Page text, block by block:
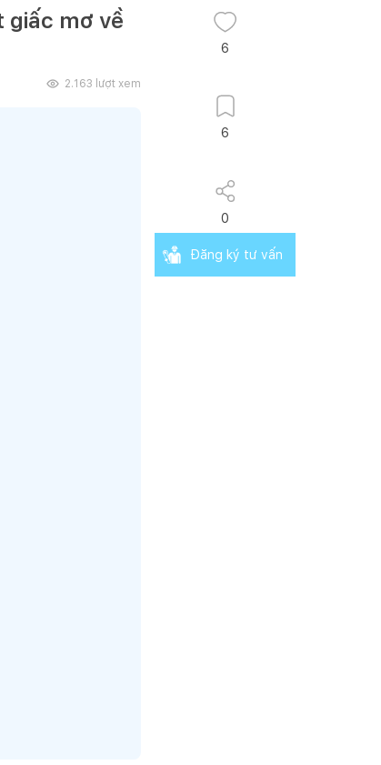
giấc mơ về
2.163 lượt xem
6
6
0
Đăng ký tư vấn